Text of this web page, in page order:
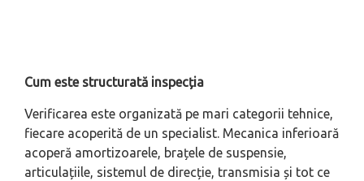
Cum este structurată inspecția
Verificarea este organizată pe mari categorii tehnice,
fiecare acoperită de un specialist. Mecanica inferioară
acoperă amortizoarele, brațele de suspensie,
articulațiile, sistemul de direcție, transmisia și tot ce